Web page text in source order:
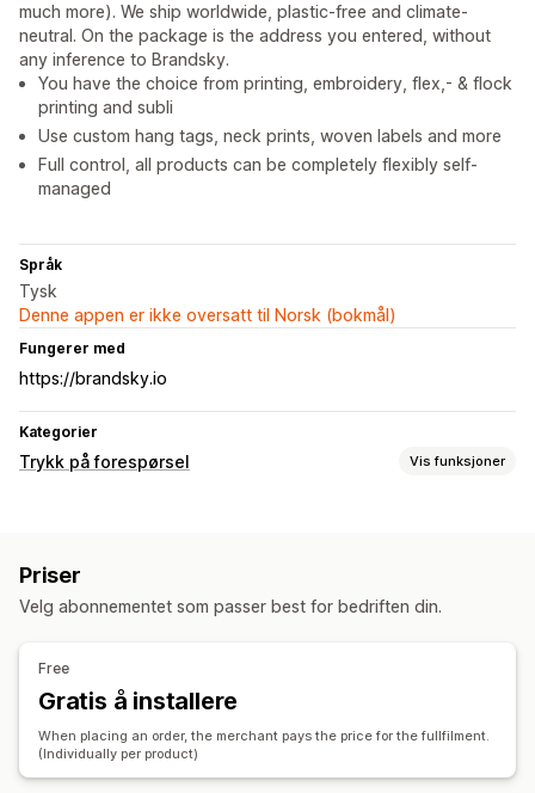
much more). We ship worldwide, plastic-free and climate-
neutral. On the package is the address you entered, without
any inference to Brandsky.
You have the choice from printing, embroidery, flex,- & flock
printing and subli
Use custom hang tags, neck prints, woven labels and more
Full control, all products can be completely flexibly self-
managed
Språk
Tysk
Denne appen er ikke oversatt til Norsk (bokmål)
Fungerer med
https://brandsky.io
Kategorier
Trykk på forespørsel Vis funksjoner
Medpakning
Hjemmedekor
Fraktvalg
Hvit etikett Send mange produkter samtidig
Priser
Velg abonnementet som passer best for bedriften din.
Free
Gratis å installere
When placing an order, the merchant pays the price for the fullfilment.
(Individually per product)